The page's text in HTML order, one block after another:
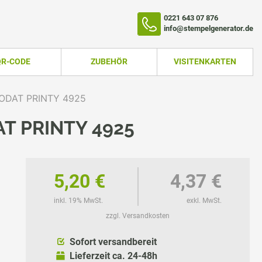
0221 643 07 876
info@stempelgenerator.de
CODE ZUBEHÖR VISITENKARTEN
PRINTY 4925
PRINTY 4925
5,20 €
inkl. 19% MwSt.
4,37 €
exkl. MwSt.
zzgl. Versandkosten
Sofort versandbereit
Lieferzeit ca. 24-48h